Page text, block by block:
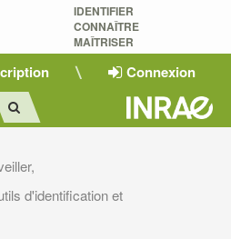
IDENTIFIER
CONNAÎTRE
MAÎTRISER
Connexion
d'identification et